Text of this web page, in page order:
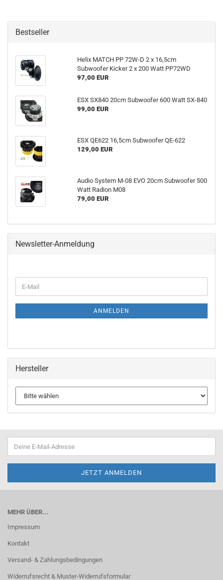
Bestseller
Helix MATCH PP 72W-D 2 x 16,5cm
Subwoofer Kicker 2 x 200 Watt PP72WD
97,00 EUR
ESX SX840 20cm Subwoofer 600 Watt SX-840
99,00 EUR
ESX QE622 16,5cm Subwoofer QE-622
129,00 EUR
Audio System M-08 EVO 20cm Subwoofer 500
Watt Radion M08
79,00 EUR
Newsletter-Anmeldung
ZUR
E-
Mail
ANMELDEN
Hersteller
MEHR ÜBER...
Impressum
Kontakt
Versand- & Zahlungsbedingungen
Widerrufsrecht & Muster-Widerrufsformular